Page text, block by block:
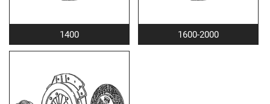
1400 1600-2000